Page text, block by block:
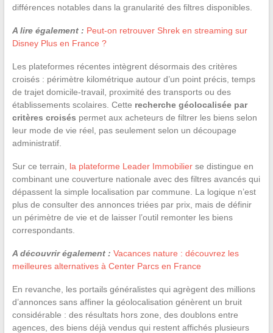
différences notables dans la granularité des filtres disponibles.
A lire également : Peut-on retrouver Shrek en streaming sur
Disney Plus en France ?
Les plateformes récentes intègrent désormais des critères
croisés : périmètre kilométrique autour d’un point précis, temps
de trajet domicile-travail, proximité des transports ou des
établissements scolaires. Cette recherche géolocalisée par
critères croisés permet aux acheteurs de filtrer les biens selon
leur mode de vie réel, pas seulement selon un découpage
administratif.
Sur ce terrain, la plateforme Leader Immobilierse distingue en
combinant une couverture nationale avec des filtres avancés qui
dépassent la simple localisation par commune. La logique n’est
plus de consulter des annonces triées par prix, mais de définir
un périmètre de vie et de laisser l’outil remonter les biens
correspondants.
A découvrir également : Vacances nature : découvrez les
meilleures alternatives à Center Parcs en France
En revanche, les portails généralistes qui agrègent des millions
d’annonces sans affiner la géolocalisation génèrent un bruit
considérable : des résultats hors zone, des doublons entre
agences, des biens déjà vendus qui restent affichés plusieurs